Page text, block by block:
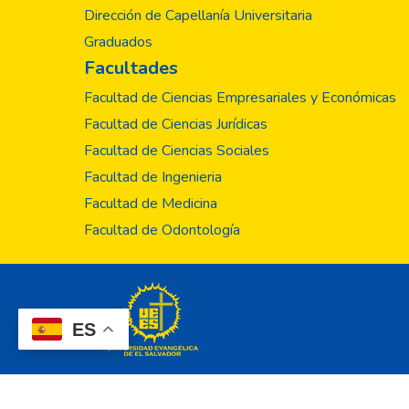
ES
Dirección de Capellanía Universitaria
Graduados
Facultades
Facultad de Ciencias Empresariales y Económicas
Facultad de Ciencias Jurídicas
Facultad de Ciencias Sociales
Facultad de Ingenieria
Facultad de Medicina
Facultad de Odontología